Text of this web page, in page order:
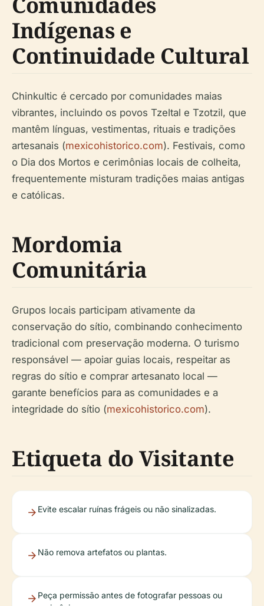
Indígenas e
Continuidade Cultural
Chinkultic é cercado por comunidades maias
vibrantes, incluindo os povos Tzeltal e Tzotzil, que
mantêm línguas, vestimentas, rituais e tradições
artesanais (mexicohistorico.com). Festivais, como
o Dia dos Mortos e cerimônias locais de colheita,
frequentemente misturam tradições maias antigas
e católicas.
Mordomia
Comunitária
Grupos locais participam ativamente da
conservação do sítio, combinando conhecimento
tradicional com preservação moderna. O turismo
responsável — apoiar guias locais, respeitar as
regras do sítio e comprar artesanato local —
garante benefícios para as comunidades e a
integridade do sítio (mexicohistorico.com).
Etiqueta do Visitante
Evite escalar ruínas frágeis ou não sinalizadas.
Não remova artefatos ou plantas.
Peça permissão antes de fotografar pessoas ou